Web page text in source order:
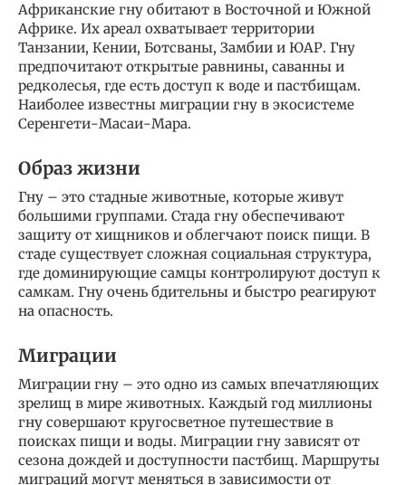
Африканские гну обитают в Восточной и Южной
Африке. Их ареал охватывает территории
Танзании, Кении, Ботсваны, Замбии и ЮАР. Гну
предпочитают открытые равнины, саванны и
редколесья, где есть доступ к воде и пастбищам.
Наиболее известны миграции гну в экосистеме
Серенгети-Масаи-Мара.
Образ жизни
Гну – это стадные животные, которые живут
большими группами. Стада гну обеспечивают
защиту от хищников и облегчают поиск пищи. В
стаде существует сложная социальная структура,
где доминирующие самцы контролируют доступ к
самкам. Гну очень бдительны и быстро реагируют
на опасность.
Миграции
Миграции гну – это одно из самых впечатляющих
зрелищ в мире животных. Каждый год миллионы
гну совершают кругосветное путешествие в
поисках пищи и воды. Миграции гну зависят от
сезона дождей и доступности пастбищ. Маршруты
миграций могут меняться в зависимости от